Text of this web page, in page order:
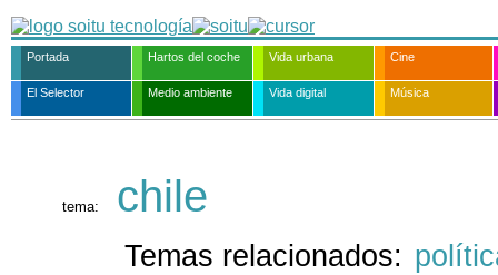
Portada Hartos del coche Vida urbana Cine
El Selector Medio ambiente Vida digital Música
tema: chile
Temas relacionados: